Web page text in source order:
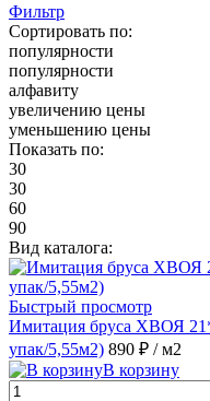
Фильтр
Сортировать по:
популярности
популярности
алфавиту
увеличению цены
уменьшению цены
Показать по:
30
30
60
90
Вид каталога:
Быстрый просмотр
Имитация бруса ХВОЯ
упак/5,55м2) 890 ₽ / м2
В корзину